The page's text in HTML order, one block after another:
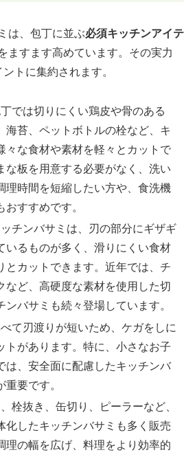
は、包丁に並ぶ必須キッチンアイテ
ますます高めています。その実力
トに集約されます。
では切りにくい鶏皮や骨のある
海苔、ペットボトルの栓など、キ
々な食材や素材を軽々とカットで
な板を用意する必要がなく、洗い
理時間を短縮したい方や、食洗機
おすすめです。
チンバサミは、刃の部分にギザギ
いるものが多く、滑りにくい食材
とカットできます。近年では、チ
など、高硬度な素材を使用した切
ンバサミも続々登場しています。
て刃渡りが短いため、ケガをしに
トがあります。特に、小さなお子
は、安全面に配慮したキッチンバ
要です。
栓抜き、缶切り、ピーラーなど、
化したキッチンバサミも多く販売
理の幅を広げ、料理をより効率的